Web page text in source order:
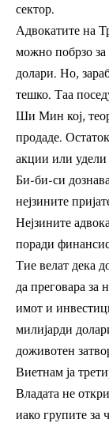
сектор.
Адвокатите на
можно побрзо за
долари. Но,
тешко. Таа
Ши Мин кој,
продаде.
акции или
Би-би-си
нејзините
Нејзините
поради
Тие велат дека
да преговара за
имот и
милијарди
доживотен
Виетнам ја
Владата не
иако групите за